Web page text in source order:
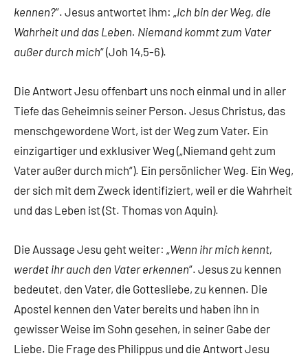
kennen?”. Jesus antwortet ihm: „Ich bin der Weg, die
Wahrheit und das Leben. Niemand kommt zum Vater
außer durch mich“ (Joh 14,5-6).
Die Antwort Jesu offenbart uns noch einmal und in aller
Tiefe das Geheimnis seiner Person. Jesus Christus, das
menschgewordene Wort, ist der Weg zum Vater. Ein
einzigartiger und exklusiver Weg („Niemand geht zum
Vater außer durch mich“). Ein persönlicher Weg. Ein Weg,
der sich mit dem Zweck identifiziert, weil er die Wahrheit
und das Leben ist (St. Thomas von Aquin).
Die Aussage Jesu geht weiter: „Wenn ihr mich kennt,
werdet ihr auch den Vater erkennen“. Jesus zu kennen
bedeutet, den Vater, die Gottesliebe, zu kennen. Die
Apostel kennen den Vater bereits und haben ihn in
gewisser Weise im Sohn gesehen, in seiner Gabe der
Liebe. Die Frage des Philippus und die Antwort Jesu